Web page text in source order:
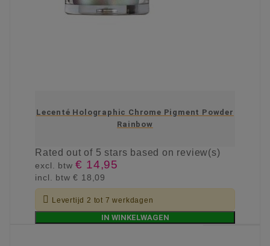
Lecenté Holographic Chrome Pigment Powder
Rainbow
Ratedout of 5 stars based on review(s)
excl. btw€ 14,95
incl. btw€ 18,09
 Levertijd 2 tot 7 werkdagen
IN WINKELWAGEN